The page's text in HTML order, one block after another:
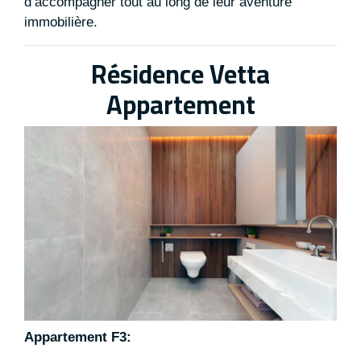
immobilière.
Résidence Vetta
Appartement
Appartement F3: